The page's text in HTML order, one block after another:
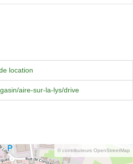
location
aire-sur-la-lys/drive
© contributeurs OpenStreetMap